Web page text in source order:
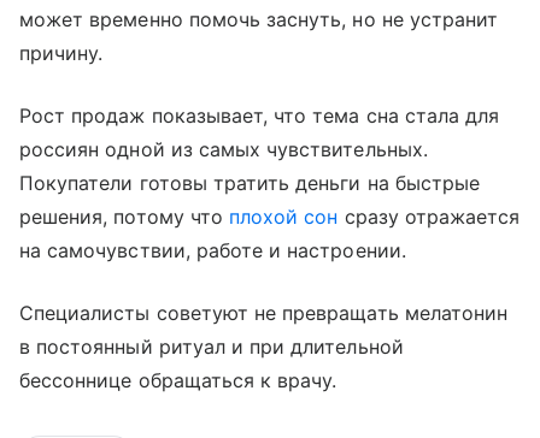
может временно помочь заснуть, но не устранит
причину.
Рост продаж показывает, что тема сна стала для
россиян одной из самых чувствительных.
Покупатели готовы тратить деньги на быстрые
решения, потому что плохой сон сразу отражается
на самочувствии, работе и настроении.
Специалисты советуют не превращать мелатонин
в постоянный ритуал и при длительной
бессоннице обращаться к врачу.